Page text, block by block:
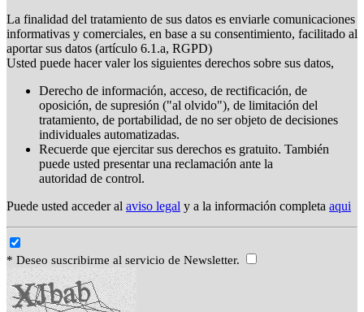
La finalidad del tratamiento de sus datos es enviarle comunicaciones
informativas y comerciales, en base a su consentimiento, facilitado al
aportar sus datos (artículo 6.1.a, RGPD)
Usted puede hacer valer los siguientes derechos sobre sus datos,
Derecho de información, acceso, de rectificación, de
oposición, de supresión ("al olvido"), de limitación del
tratamiento, de portabilidad, de no ser objeto de decisiones
individuales automatizadas.
Recuerde que ejercitar sus derechos es gratuito. También
puede usted presentar una reclamación ante la
autoridad de control.
Puede usted acceder al aviso legal y a la información completa aqui
* Deseo suscribirme al servicio de Newsletter.